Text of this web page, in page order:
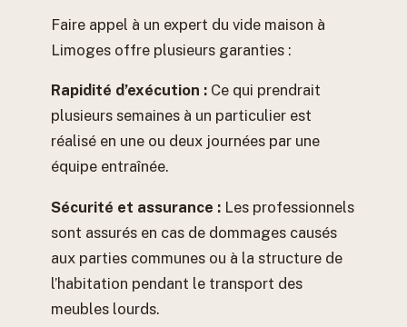
Faire appel à un expert du vide maison à
Limoges offre plusieurs garanties :
Rapidité d’exécution : Ce qui prendrait
plusieurs semaines à un particulier est
réalisé en une ou deux journées par une
équipe entraînée.
Sécurité et assurance : Les professionnels
sont assurés en cas de dommages causés
aux parties communes ou à la structure de
l’habitation pendant le transport des
meubles lourds.